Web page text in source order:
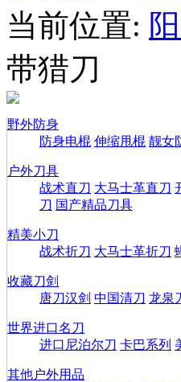
当前位置:
带猎刀
野外防身
防身电棍 伸缩甩棍 靓女
户外刀具
战术直刀 大马士革直刀
刀 国产精品刀具
精美小刀
战术折刀 大马士革折刀
收藏刀剑
唐刀汉剑 中国清刀 龙泉
世界进口名刀
进口尼泊尔刀 卡巴系列
其他户外用品